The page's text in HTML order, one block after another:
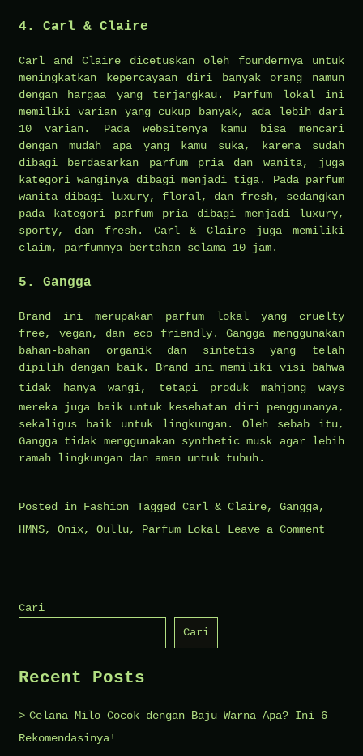
4. Carl & Claire
Carl and Claire dicetuskan oleh foundernya untuk
meningkatkan kepercayaan diri banyak orang namun
dengan hargaa yang terjangkau. Parfum lokal ini
memiliki varian yang cukup banyak, ada lebih dari
10 varian. Pada websitenya kamu bisa mencari
dengan mudah apa yang kamu suka, karena sudah
dibagi berdasarkan parfum pria dan wanita, juga
kategori wanginya dibagi menjadi tiga. Pada parfum
wanita dibagi luxury, floral, dan fresh, sedangkan
pada kategori parfum pria dibagi menjadi luxury,
sporty, dan fresh. Carl & Claire juga memiliki
claim, parfumnya bertahan selama 10 jam.
5. Gangga
Brand ini merupakan parfum lokal yang cruelty
free, vegan, dan eco friendly. Gangga menggunakan
bahan-bahan organik dan sintetis yang telah
dipilih dengan baik. Brand ini memiliki visi bahwa
tidak hanya wangi, tetapi produk mahjong ways
mereka juga baik untuk kesehatan diri penggunanya,
sekaligus baik untuk lingkungan. Oleh sebab itu,
Gangga tidak menggunakan synthetic musk agar lebih
ramah lingkungan dan aman untuk tubuh.
Posted in Fashion Tagged Carl & Claire, Gangga,
HMNS, Onix, Oullu, Parfum Lokal Leave a Comment
Cari
Cari
Recent Posts
Celana Milo Cocok dengan Baju Warna Apa? Ini 6
Rekomendasinya!